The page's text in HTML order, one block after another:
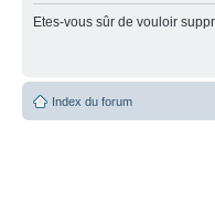
Etes-vous sûr de vouloir
Index du forum